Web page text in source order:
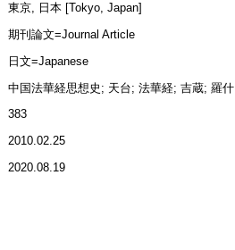
東京, 日本 [Tokyo, Japan]
期刊論文=Journal Article
日文=Japanese
中国法華経思想史; 天台; 法華経; 吉蔵; 羅什
383
2010.02.25
2020.08.19